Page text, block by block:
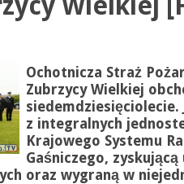
Wielkiej
Ochotnicza Straż
Zubrzycy Wielkiej
siedemdziesięciolecie.
z integralnych
Krajowego Systemu
Gaśniczego, zyskującą
oraz wygraną w